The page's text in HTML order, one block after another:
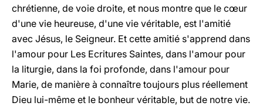
chrétienne, de voie droite, et nous montre que le cœur
d'une vie heureuse, d'une vie véritable, est l'amitié
avec Jésus, le Seigneur. Et cette amitié s'apprend dans
l'amour pour Les Ecritures Saintes, dans l'amour pour
la liturgie, dans la foi profonde, dans l'amour pour
Marie, de manière à connaître toujours plus réellement
Dieu lui-même et le bonheur véritable, but de notre vie.